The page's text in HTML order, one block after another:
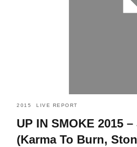
2015 LIVE REPORT
UP IN SMOKE 2015
(Karma To Burn,